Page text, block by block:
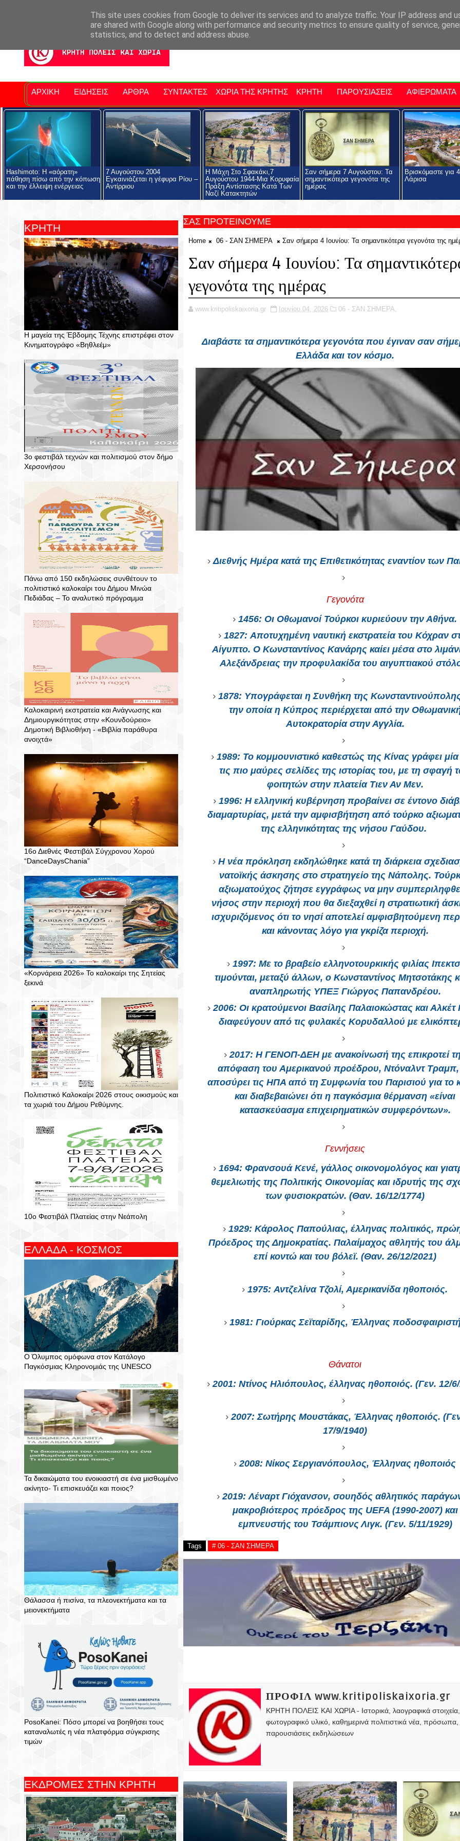
Νομός Λασιθίου Αγαπάμε Ρέθυμνο Επαρχία Μαλεβιζίου Εκδηλώσεις Στην Κρήτη Kriti Traveller
ΑΡΧΙΚΗ ΕΙΔΗΣΕΙΣ ΑΡΘΡΑ ΣΥΝΤΑΚΤΕΣ ΧΩΡΙΑ ΤΗΣ ΚΡΗΤΗΣ ΚΡΗΤΗ ΠΑΡΟΥΣΙΑΣΕΙΣ ΑΦΙΕΡΩΜΑΤΑ
Hashimoto: Η «αόρατη»
πάθηση πίσω από την κόπωση
και την έλλειψη ενέργειας
7 Αυγούστου 2004
Εγκαινιάζεται η γέφυρα Ρίου –
Αντίρριου
Η Μάχη Στο Σφακάκι,7
Αυγούστου 1944-Μια Κορυφαία
Πράξη Αντίστασης Κατά Των
Ναζί Κατακτητών
Σαν σήμερα 7 Αυγούστου: Τα
σημαντικότερα γεγονότα της
ημέρας
Βρισκόμαστε για
Λάρισα
ΚΡΗΤΗ
Η μαγεία της Έβδομης Τέχνης επιστρέφει στον
Κινηματογράφο «Βηθλεέμ»
3ο φεστιβάλ τεχνών και πολιτισμού στον δήμο
Χερσονήσου
Πάνω από 150 εκδηλώσεις συνθέτουν το
πολιτιστικό καλοκαίρι του Δήμου Μινώα
Πεδιάδας – To αναλυτικό πρόγραμμα
Καλοκαιρινή εκστρατεία και Ανάγνωσης και
Δημιουργικότητας στην «Κουνδούρειο»
Δημοτική Βιβλιοθήκη - «Βιβλία παράθυρα
ανοιχτά»
16ο Διεθνές Φεστιβάλ Σύγχρονου Χορού
“DanceDaysChania”
«Κορνάρεια 2026» Το καλοκαίρι της Σητείας
ξεκινά
Πολιτιστικό Καλοκαίρι 2026 στους οικισμούς και
τα χωριά του Δήμου Ρεθύμνης.
10ο Φεστιβάλ Πλατείας στην Νεάπολη
ΕΛΛΑΔΑ - ΚΟΣΜΟΣ
Ο Όλυμπος ομόφωνα στον Κατάλογο
Παγκόσμιας Κληρονομιάς της UNESCO
Τα δικαιώματα του ενοικιαστή σε ένα μισθωμένο
ακίνητο- Τι επισκευάζει και ποιος?
Θάλασσα ή πισίνα, τα πλεονεκτήματα και τα
μειονεκτήματα
PosoKanei: Πόσο μπορεί να βοηθήσει τους
καταναλωτές η νέα πλατφόρμα σύγκρισης
τιμών
ΕΚΔΡΟΜΕΣ ΣΤΗΝ ΚΡΗΤΗ
ΣΑΣ ΠΡΟΤΕΙΝΟΥΜΕ
Home 06 - ΣΑΝ ΣΗΜΕΡΑ Σαν σήμερα 4 Ιουνίου: Τα σημαντικότερα γεγονότα της
Σαν σήμερα 4 Ιουνίου: Τα
γεγονότα της ημέρας
www.kritipoliskaixoria.gr Ιουνίου 04, 2026 06 - ΣΑΝ ΣΗΜΕΡΑ,
Διαβάστε τα σημαντικότερα γεγονόταπου έγιναν σαν
Ελλάδακαι τον κόσμo.
Διεθνής Ημέρα κατά της Επιθετικότητας εναντίον των
Γεγονότα
1456: Οι Οθωμανοί Τούρκοι κυριεύουν την Αθήνα.
1827: Αποτυχημένη ναυτική εκστρατεία του Κόχραν
Αίγυπτο. Ο Κωνσταντίνος Κανάρης καίει μέσα στο
Αλεξάνδρειας την προφυλακίδα του αιγυπτιακού
1878: Υπογράφεται η Συνθήκη της
την οποία η Κύπρος περιέρχεται από την
Αυτοκρατορία στην Αγγλία.
1989: Το κομμουνιστικό καθεστώς της Κίνας γράφει
τις πιο μαύρες σελίδες της ιστορίας του, με τη σφαγή
φοιτητών στην πλατεία Τιεν Αν Μεν.
1996: Η ελληνική κυβέρνηση προβαίνει σε έντονο
διαμαρτυρίας, μετά την αμφισβήτηση από τούρκο
της ελληνικότητας της νήσου Γαύδου.
Η νέα πρόκληση εκδηλώθηκε κατά τη διάρκεια
νατοϊκής άσκησης στο στρατηγείο της Νάπολης.
αξιωματούχος ζήτησε εγγράφως να μην
νήσος στην περιοχή που θα διεξαχθεί η στρατιωτική
ισχυριζόμενος ότι το νησί αποτελεί αμφισβητούμενη
και κάνοντας λόγο για γκρίζα περιοχή.
1997: Με το βραβείο ελληνοτουρκικής φιλίας
τιμούνται, μεταξύ άλλων, ο Κωνσταντίνος Μητσοτάκης
αναπληρωτής ΥΠΕΞ Γιώργος Παπανδρέου.
2006: Οι κρατούμενοι Βασίλης Παλαιοκώστας και Αλκέτ
διαφεύγουν από τις φυλακές Κορυδαλλού με
2017: Η ΓΕΝΟΠ-ΔΕΗ με ανακοίνωσή της επικροτεί
απόφαση του Αμερικανού προέδρου, Ντόναλντ
αποσύρει τις ΗΠΑ από τη Συμφωνία του Παρισιού για το
και διαβεβαιώνει ότι η παγκόσμια θέρμανση «είναι
κατασκεύασμα επιχειρηματικών συμφερόντων».
Γεννήσεις
1694: Φρανσουά Κενέ, γάλλος οικονομολόγος και
θεμελιωτής της Πολιτικής Οικονομίας και ιδρυτής της
των φυσιοκρατών. (Θαν. 16/12/1774)
1929: Κάρολος Παπούλιας, έλληνας πολιτικός,
Πρόεδρος της Δημοκρατίας. Παλαίμαχος αθλητής του
επί κοντώ και του βόλεϊ. (Θαν. 26/12/2021)
1975: Αντζελίνα Τζολί, Αμερικανίδα ηθοποιός.
1981: Γιούρκας Σεϊταρίδης, Έλληνας
Θάνατοι
2001: Ντίνος Ηλιόπουλος, έλληνας ηθοποιός. (Γεν. 12/
2007: Σωτήρης Μουστάκας, Έλληνας ηθοποιός.
17/9/1940)
2008: Νίκος Σεργιανόπουλος, Έλληνας ηθοποιός
2019: Λέναρτ Γιόχανσον, σουηδός αθλητικός
μακροβιότερος πρόεδρος της UEFA (1990-2007) και
εμπνευστής του Τσάμπιονς Λιγκ. (Γεν. 5/11/1929)
Tags # 06 - ΣΑΝ ΣΗΜΕΡΑ
ΠΡΟΦΙΛ www.kritipoliskaixoria.gr
ΚΡΗΤΗ ΠΟΛΕΙΣ ΚΑΙ ΧΩΡΙΑ - Ιστορικά, λαογραφικά
φωτογραφικό υλικό, καθημερινά πολιτιστικά νέα, πρόσωπα,
παρουσιάσεις εκδηλώσεων
This site uses cookies from Google to deliver its services and to analyze traffic. Your IP address and
are shared with Google along with performance and security metrics to ensure quality of service,
statistics, and to detect and address abuse.